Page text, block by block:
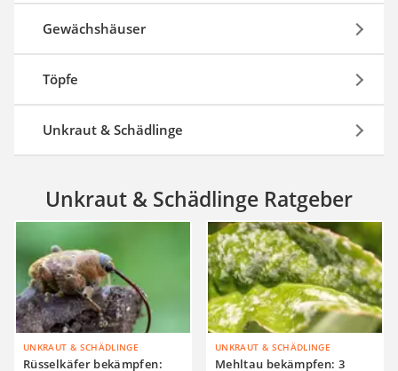
Gewächshäuser
Töpfe
Unkraut & Schädlinge
Unkraut & Schädlinge Ratgeber
UNKRAUT & SCHÄDLINGE
Rüsselkäfer bekämpfen:
UNKRAUT & SCHÄDLINGE
Mehltau bekämpfen: 3